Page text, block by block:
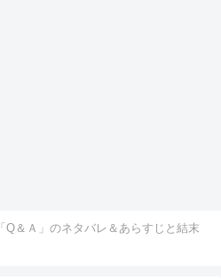
「Q＆Ａ」のネタバレ＆あらすじと結末